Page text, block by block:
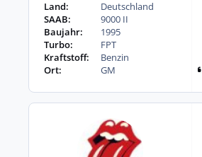
Land:
Deutschland
SAAB:
9000 II
Baujahr:
1995
Turbo:
FPT
Kraftstoff:
Benzin
Ort:
GM